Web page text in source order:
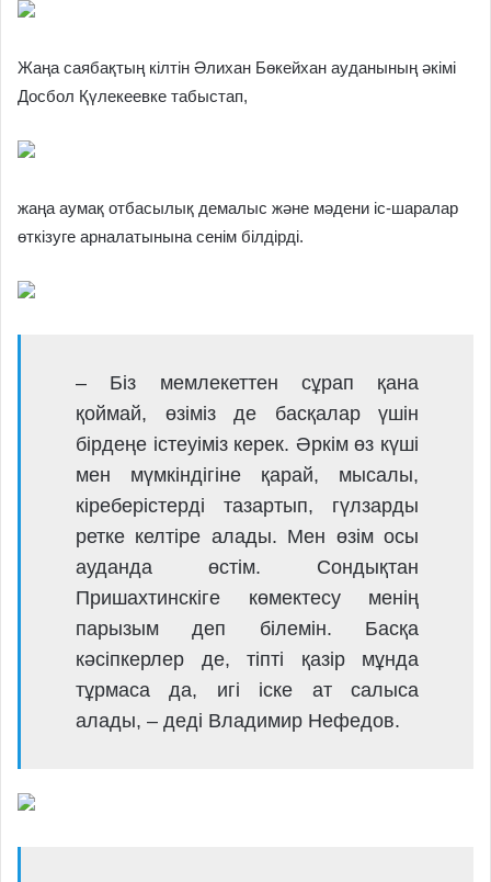
Жаңа саябақтың кілтін Әлихан Бөкейхан ауданының әкімі
Досбол Қүлекеевке табыстап,
жаңа аумақ отбасылық демалыс және мәдени іс-шаралар
өткізуге арналатынына сенім білдірді.
– Біз мемлекеттен сұрап қана
қоймай, өзіміз де басқалар үшін
бірдеңе істеуіміз керек. Әркім өз күші
мен мүмкіндігіне қарай, мысалы,
кіреберістерді тазартып, гүлзарды
ретке келтіре алады. Мен өзім осы
ауданда өстім. Сондықтан
Пришахтинскіге көмектесу менің
парызым деп білемін. Басқа
кәсіпкерлер де, тіпті қазір мұнда
тұрмаса да, игі іске ат салыса
алады, – деді Владимир Нефедов.